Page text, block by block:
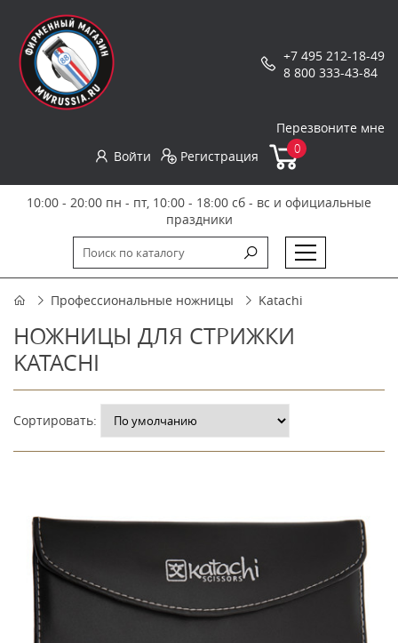
+7 495 212-18-49
8 800 333-43-84
Перезвоните мне
Войти
Регистрация 0
10:00 - 20:00 пн - пт, 10:00 - 18:00 сб - вс и официальные
праздники
Профессиональные ножницы Katachi
НОЖНИЦЫ ДЛЯ СТРИЖКИ
KATACHI
Сортировать: